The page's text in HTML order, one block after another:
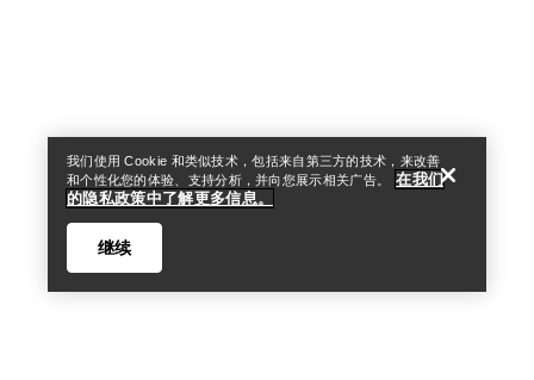
我们使用 Cookie 和类似技术，包括来自第三方的技术，来改善
和个性化您的体验、支持分析，并向您展示相关广告。
在我们
的隐私政策中了解更多信息。
继续